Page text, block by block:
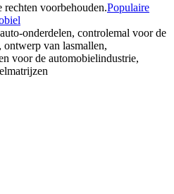
voorbehouden.Populaire
onderdelen, controlemal voor de
van lasmallen,
voor de automobielindustrie,